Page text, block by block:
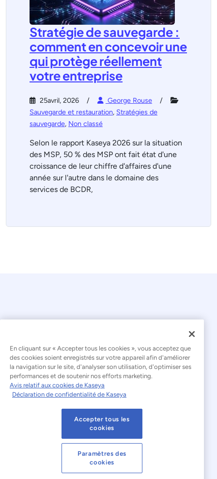
Stratégie de sauvegarde :
comment en concevoir une
qui protège réellement
votre entreprise
25avril, 2026
George Rouse
Sauvegarde et restauration, Stratégies de
sauvegarde, Non classé
Selon le rapport Kaseya 2026 sur la situation
des MSP, 50 % des MSP ont fait état d'une
croissance de leur chiffre d'affaires d'une
année sur l'autre dans le domaine des
services de BCDR,
© 2026 Kaseya. Tous droits réservés.
Français
Déclaration relative à l'esclavage moderne
Mentions légales
Conditions d'utilisation du site web
Déclaration de confidentialité
En cliquant sur « Accepter tous les cookies », vous acceptez que
des cookies soient enregistrés sur votre appareil afin d'améliorer
la navigation sur le site, d'analyser son utilisation, d'optimiser ses
performances et de soutenir nos efforts marketing.
Avis relatif aux cookies de Kaseya
Déclaration de confidentialité de Kaseya
Accepter tous les
cookies
Paramètres des
cookies